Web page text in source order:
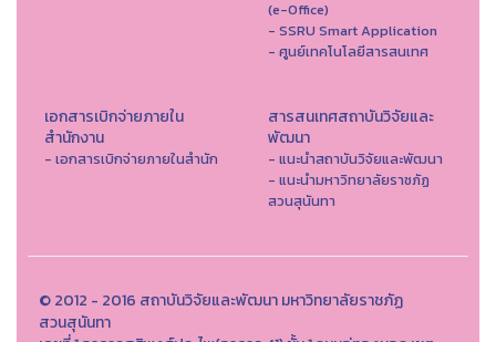
(e-Office)
- SSRU Smart Application
- ศูนย์เทคโนโลยีสารสนเทศ
เอกสารเบิกจ่ายภายใน
สำนักงาน
- เอกสารเบิกจ่ายภายในสำนัก
สารสนเทศสถาบันวิจัยและ
พัฒนา
- แนะนำสถาบันวิจัยและพัฒนา
- แนะนำมหาวิทยาลัยราชภัฏ
สวนสุนันทา
© 2012 - 2016 สถาบันวิจัยและพัฒนา มหาวิทยาลัยราชภัฏ
สวนสุนันทา